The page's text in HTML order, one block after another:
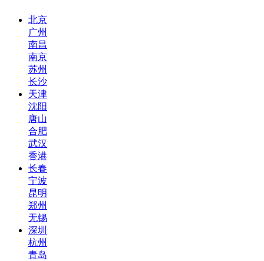
北京
广州
南昌
南京
苏州
长沙
天津
沈阳
唐山
合肥
武汉
香港
长春
宁波
昆明
郑州
无锡
深圳
杭州
青岛